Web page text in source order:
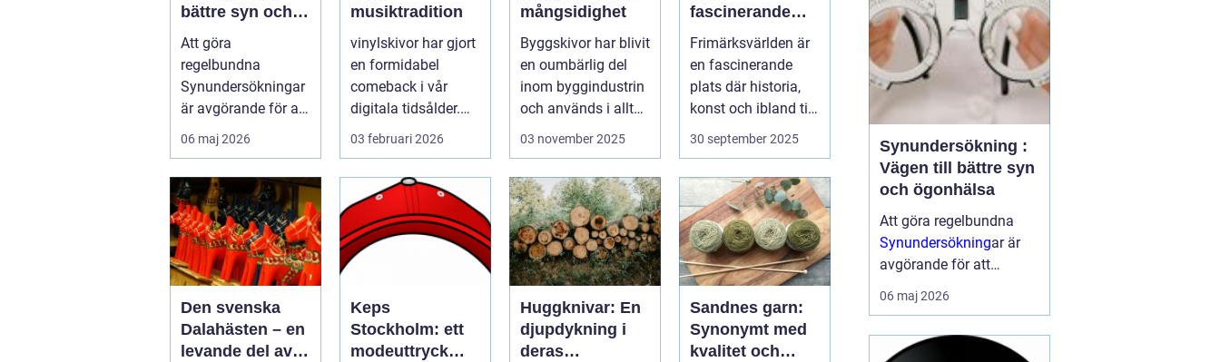
bättre syn och
ögonhälsa
Att göra
regelbundna
Synundersökningar
är avgörande för att
upptäcka s...
06 maj 2026
musiktradition
vinylskivor har gjort
en formidabel
comeback i vår
digitala tidsålder.
Trots att
m...
03 februari 2026
mångsidighet
Byggskivor har blivit
en oumbärlig del
inom byggindustrin
och används i allt
från bo...
03 november 2025
fascinerande
värld av historia
och samlande
Frimärksvärlden är
en fascinerande
plats där historia,
konst och ibland till
30 september 2025
Den svenska
Dalahästen – en
levande del av
Keps
Stockholm: ett
modeuttryck
Huggknivar: En
djupdykning i
deras
Sandnes garn:
Synonymt med
kvalitet och
Synundersökning :
Vägen till bättre syn
och ögonhälsa
Att göra regelbundna
Synundersökningar är
avgörande för att
upptäcka synfel i tid
samt för att identifiera
ögonsjukdomar. En
06 maj 2026